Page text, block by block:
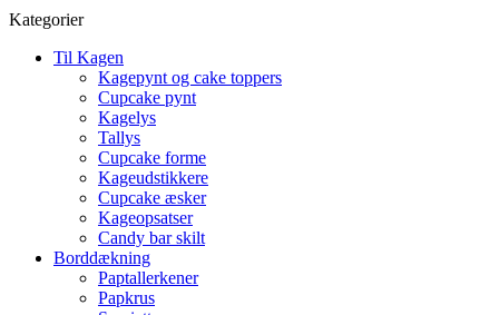
Kategorier
Til Kagen
Kagepynt og cake toppers
Cupcake pynt
Kagelys
Tallys
Cupcake forme
Kageudstikkere
Cupcake æsker
Kageopsatser
Candy bar skilt
Borddækning
Paptallerkener
Papkrus